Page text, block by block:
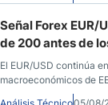
Señal Forex EUR/
de 200 antes de
El EUR/USD continúa
macroeconómicos de
las expectativas sobre la